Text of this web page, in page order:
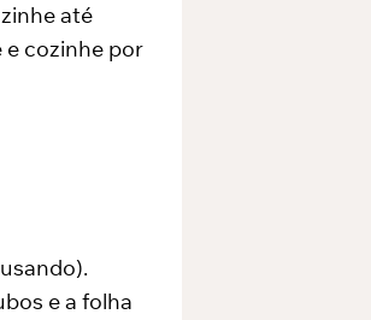
até
e cozinhe por
e a folha